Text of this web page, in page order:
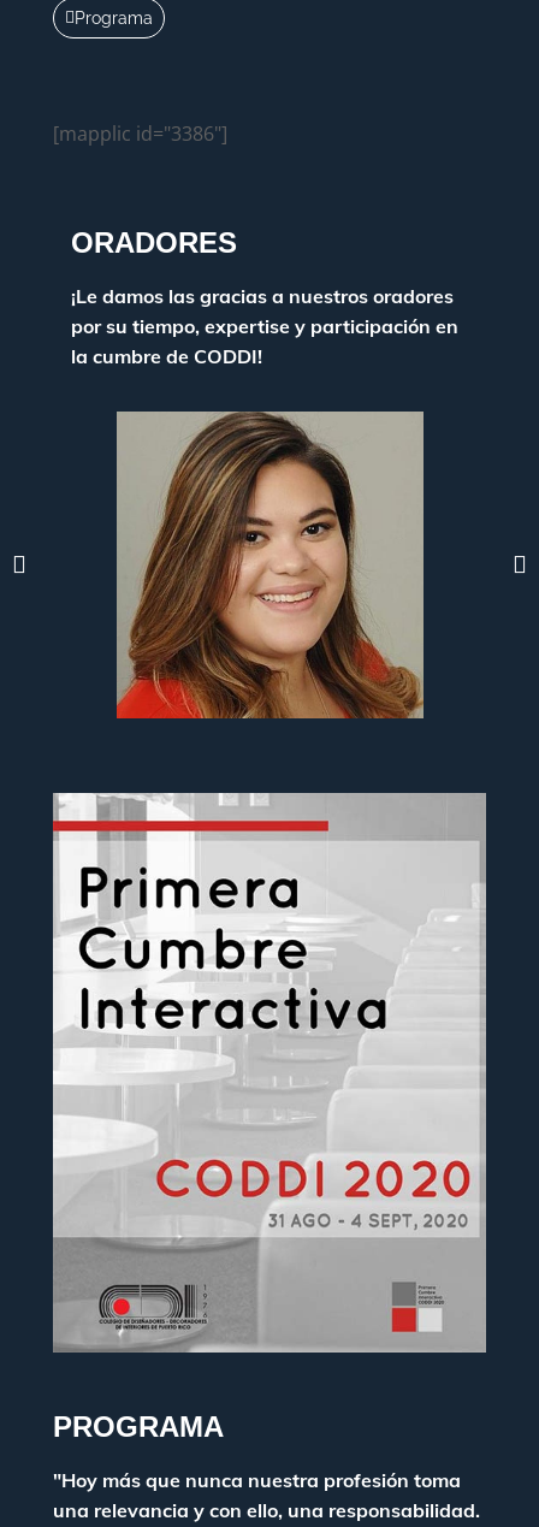
Programa
[mapplic id="3386"]
ORADORES
¡Le damos las gracias a nuestros oradores
por su tiempo, expertise y participación en
la cumbre de CODDI!
PROGRAMA
"Hoy más que nunca nuestra profesión toma
una relevancia y con ello, una responsabilidad.